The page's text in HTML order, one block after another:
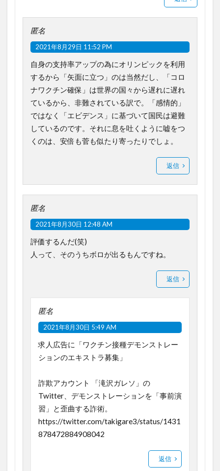
匿名
2021年8月29日 11:52 PM
自身の支持率アップの為にオリンピックを利用
するから「矢面に立つ」のは当然だし、「コロ
ナワクチン確保」は世界の国々から遅れに遅れ
ているから、非難されている訳で。「感情的」
ではなく「エビデンス」に基づいて国民は避難
しているのです。それに息を吐くように嘘をつ
くのは、安倍も菅も似たり寄ったりでしょ。
返信
匿名
2021年8月30日 12:48 AM
評価するんだ(笑)
人って、そのうちボロが出るもんですね。
返信
匿名
2021年8月30日 5:49 AM
求人広告に「ワクチン接種デモンストレー
ションのエキストラ募集」
詐欺アカウント 「滝沢ガレソ」の
Twitter、デモンストレーションを「事前演
習」と歪曲する詐術。
https://twitter.com/takigare3/status/1431
878472884908042
返信